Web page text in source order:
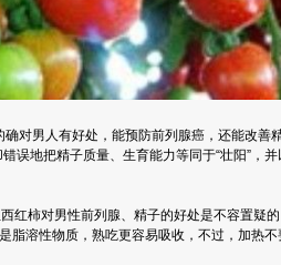
对男人有好处，能预防前列腺癌，还能改善
误地把精子质量、生育能力等同于“壮阳”，
红柿对男性前列腺、精子的好处是不容置疑
脂溶性物质，熟吃更容易吸收，不过，加热